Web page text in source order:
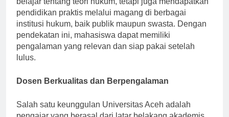
pendidikan praktis melalui magang di berbagai
institusi hukum, baik publik maupun swasta. Dengan
pendekatan ini, mahasiswa dapat memiliki
pengalaman yang relevan dan siap pakai setelah
lulus.
Dosen Berkualitas dan Berpengalaman
Salah satu keunggulan Universitas Aceh adalah